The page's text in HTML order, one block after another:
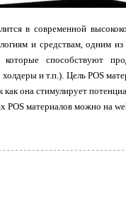
в современной
и средствам, одним
способствуют
и т.п.). Цель POS
как она стимулирует
POS материалов можно на